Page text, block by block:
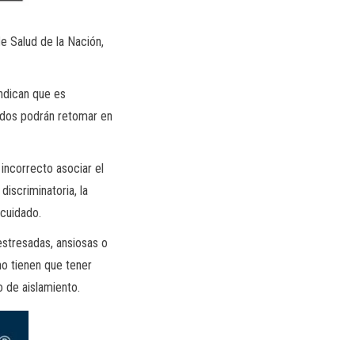
Salud de la Nación,
que es
podrán retomar en
asociar el
la
ansiosas o
tienen que tener
aislamiento.